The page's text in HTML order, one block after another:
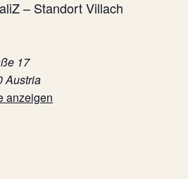
– Standort Villach
17
Austria
anzeigen